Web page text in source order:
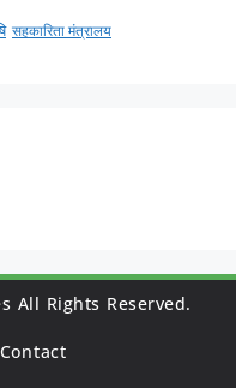
सहकारिता मंत्रालय
All Rights Reserved.
Contact